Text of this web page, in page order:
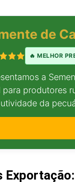
de
🔥 MELHOR
a
para produtores
da